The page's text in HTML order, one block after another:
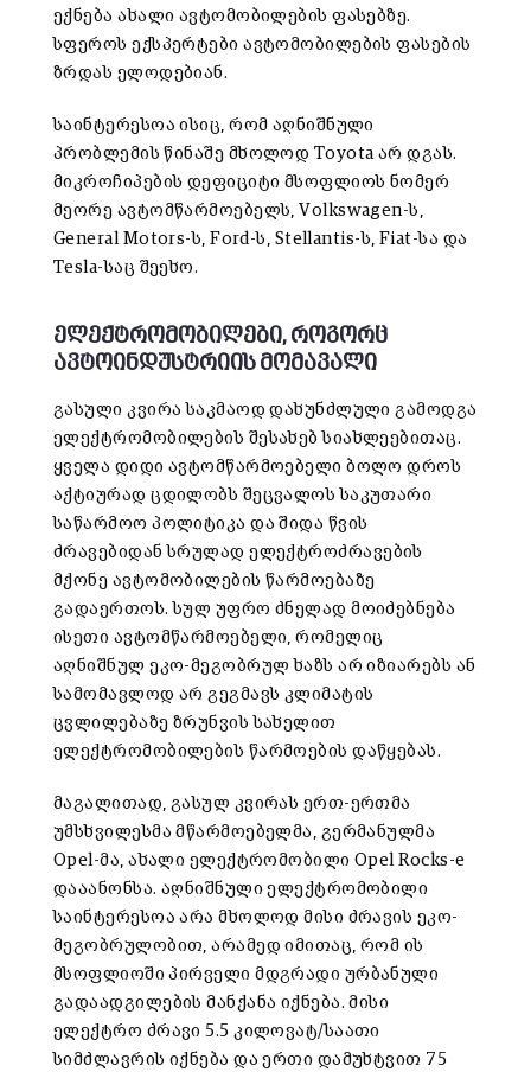
ექნება ახალი ავტომობილების ფასებზე.
სფეროს ექსპერტები ავტომობილების ფასების
ზრდას ელოდებიან.
საინტერესოა ისიც, რომ აღნიშნული
პრობლემის წინაშე მხოლოდ Toyota არ დგას.
მიკროჩიპების დეფიციტი მსოფლიოს ნომერ
მეორე ავტომწარმოებელს, Volkswagen-ს,
General Motors-ს, Ford-ს, Stellantis-ს, Fiat-სა და
Tesla-საც შეეხო.
ელექტრომობილები, როგორც
ავტოინდუსტრიის მომავალი
გასული კვირა საკმაოდ დახუნძლული გამოდგა
ელექტრომობილების შესახებ სიახლეებითაც.
ყველა დიდი ავტომწარმოებელი ბოლო დროს
აქტიურად ცდილობს შეცვალოს საკუთარი
საწარმოო პოლიტიკა და შიდა წვის
ძრავებიდან სრულად ელექტროძრავების
მქონე ავტომობილების წარმოებაზე
გადაერთოს. სულ უფრო ძნელად მოიძებნება
ისეთი ავტომწარმოებელი, რომელიც
აღნიშნულ ეკო-მეგობრულ ხაზს არ იზიარებს ან
სამომავლოდ არ გეგმავს კლიმატის
ცვლილებაზე ზრუნვის სახელით
ელექტრომობილების წარმოების დაწყებას.
მაგალითად, გასულ კვირას ერთ-ერთმა
უმსხვილესმა მწარმოებელმა, გერმანულმა
Opel-მა, ახალი ელექტრომობილი Opel Rocks-e
დააანონსა. აღნიშნული ელექტრომობილი
საინტერესოა არა მხოლოდ მისი ძრავის ეკო-
მეგობრულობით, არამედ იმითაც, რომ ის
მსოფლიოში პირველი მდგრადი ურბანული
გადაადგილების მანქანა იქნება. მისი
ელექტრო ძრავი 5.5 კილოვატ/საათი
სიმძლავრის იქნება და ერთი დამუხტვით 75